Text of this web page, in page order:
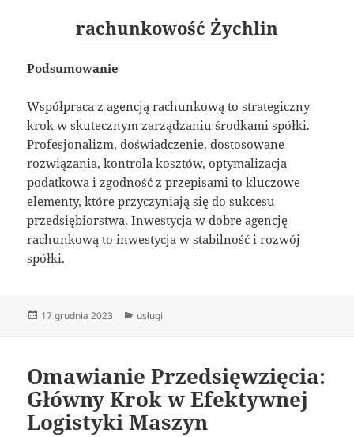
rachunkowość Żychlin
Podsumowanie
Współpraca z agencją rachunkową to strategiczny
krok w skutecznym zarządzaniu środkami spółki.
Profesjonalizm, doświadczenie, dostosowane
rozwiązania, kontrola kosztów, optymalizacja
podatkowa i zgodność z przepisami to kluczowe
elementy, które przyczyniają się do sukcesu
przedsiębiorstwa. Inwestycja w dobre agencję
rachunkową to inwestycja w stabilność i rozwój
spółki.
Data
17 grudnia 2023 Kategorie
usługi
Omawianie Przedsięwzięcia:
Główny Krok w Efektywnej
Logistyki Maszyn